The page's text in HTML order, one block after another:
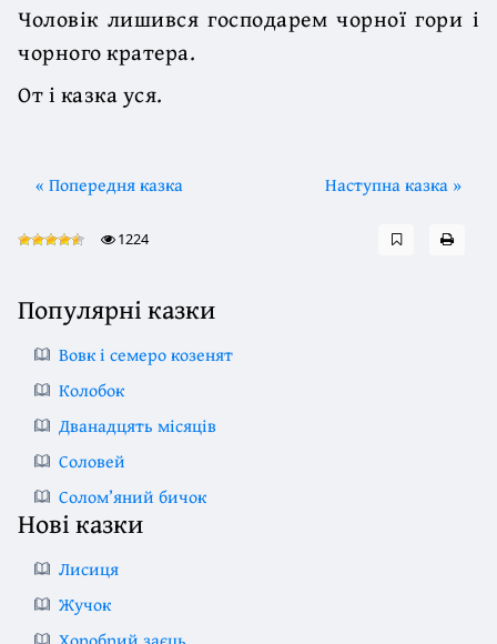
Чоловік лишився господарем чорної гори і
чорного кратера.
От і казка уся.
« Попередня казка Наступна казка »
1224
Популярні казки
Вовк і семеро козенят
Колобок
Дванадцять місяців
Соловей
Солом’яний бичок
Нові казки
Лисиця
Жучок